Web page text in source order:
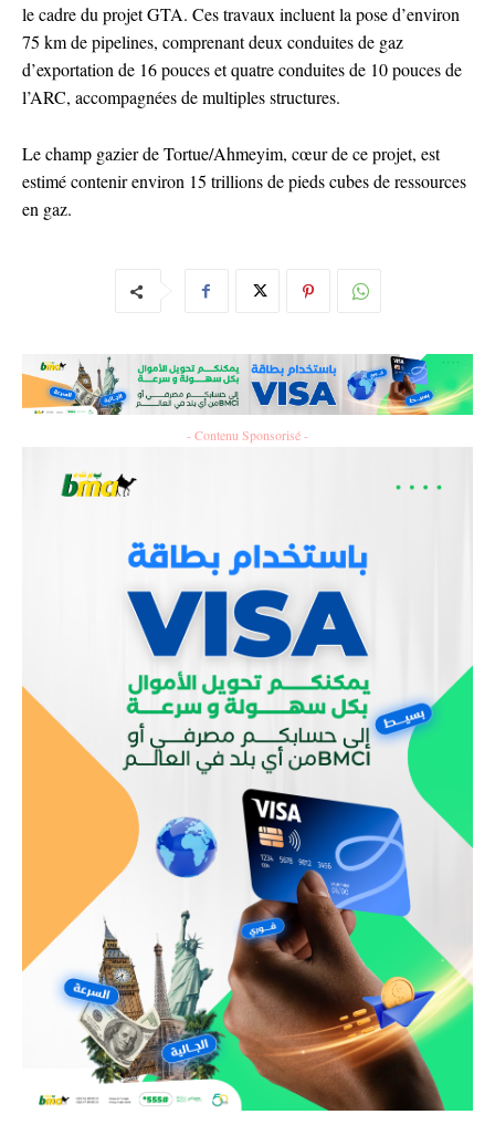
le cadre du projet GTA. Ces travaux incluent la pose d’environ
75 km de pipelines, comprenant deux conduites de gaz
d’exportation de 16 pouces et quatre conduites de 10 pouces de
l’ARC, accompagnées de multiples structures.
Le champ gazier de Tortue/Ahmeyim, cœur de ce projet, est
estimé contenir environ 15 trillions de pieds cubes de ressources
en gaz.
- Contenu Sponsorisé -